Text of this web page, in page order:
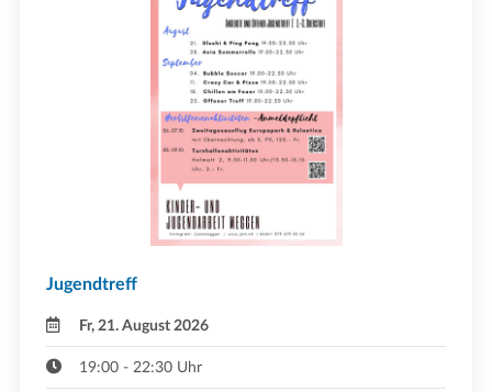
Jugendtreff
Fr, 21. August 2026
19:00 - 22:30 Uhr